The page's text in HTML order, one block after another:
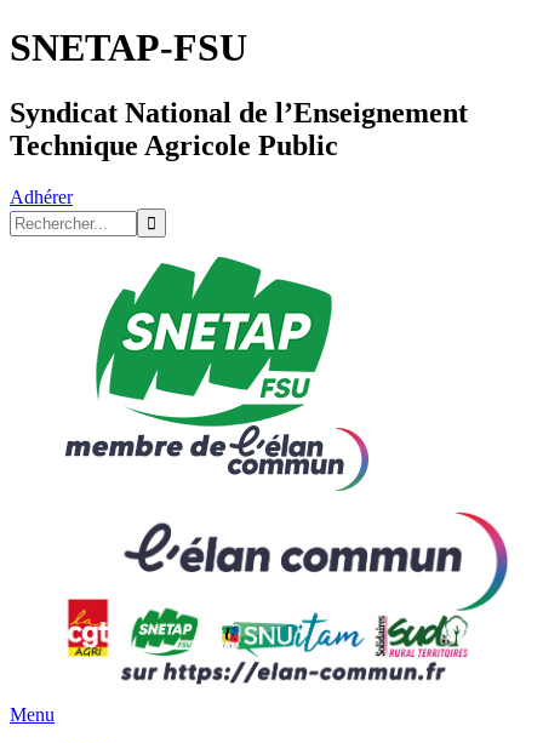
SNETAP-FSU
Syndicat National de l’Enseignement
Technique Agricole Public
Adhérer
Menu